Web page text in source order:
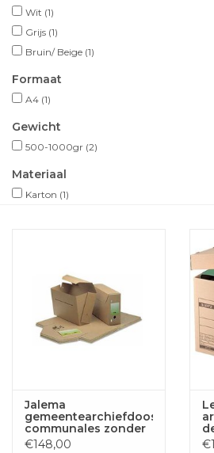
Wit (1)
Grijs (1)
Bruin/ Beige (1)
Formaat
A4 (1)
Gewicht
500-1000gr (2)
Materiaal
Karton (1)
Jalema
gemeentearchiefdoos
communales zonder
JalemaClip
€148,00